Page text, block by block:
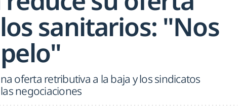
sanitarios: "Nos
oferta retributiva a la baja y los sindicatos
negociaciones